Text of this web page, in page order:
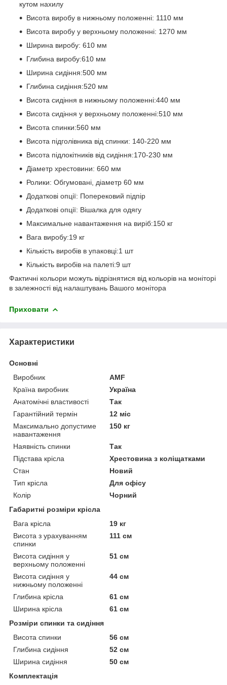
кутом нахилу
Висота виробу в нижньому положенні: 1110 мм
Висота виробу у верхньому положенні: 1270 мм
Ширина виробу: 610 мм
Глибина виробу:610 мм
Ширина сидіння:500 мм
Глибина сидіння:520 мм
Висота сидіння в нижньому положенні:440 мм
Висота сидіння у верхньому положенні:510 мм
Висота спинки:560 мм
Висота підголівника від спинки: 140-220 мм
Висота підлокітників від сидіння:170-230 мм
Діаметр хрестовини: 660 мм
Ролики: Обгумовані, діаметр 60 мм
Додаткові опції: Поперековий підпір
Додаткові опції: Вішалка для одягу
Максимальне навантаження на виріб:150 кг
Вага виробу:19 кг
Кількість виробів в упаковці:1 шт
Кількість виробів на палеті:9 шт
Фактичні кольори можуть відрізнятися від кольорів на моніторі
в залежності від налаштувань Вашого монітора
Приховати
Характеристики
Основні
Виробник
AMF
Країна виробник
Україна
Анатомічні властивості
Так
Гарантійний термін
12 міс
Максимально допустиме
навантаження
150 кг
Наявність спинки
Так
Підстава крісла
Хрестовина з коліщатками
Стан
Новий
Тип крісла
Для офісу
Колір
Чорний
Габаритні розміри крісла
Вага крісла
19 кг
Висота з урахуванням
спинки
111 см
Висота сидіння у
верхньому положенні
51 см
Висота сидіння у
нижньому положенні
44 см
Глибина крісла
61 см
Ширина крісла
61 см
Розміри спинки та сидіння
Висота спинки
56 см
Глибина сидіння
52 см
Ширина сидіння
50 см
Комплектація